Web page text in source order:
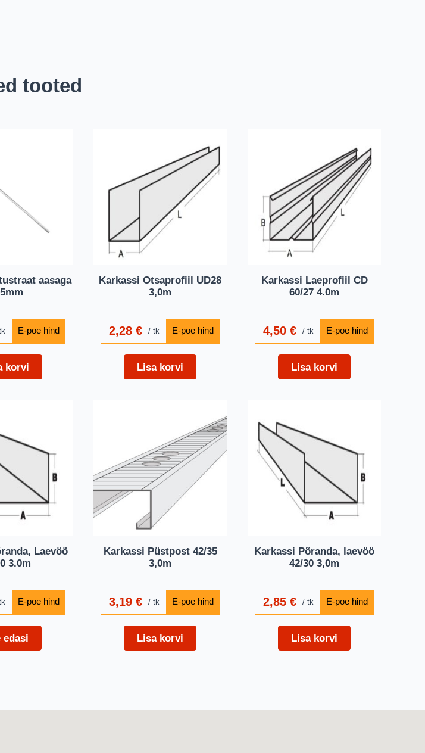
tooted
aasaga
korvi
Karkassi Otsaprofiil UD28
3,0m
2,28€ tk
Lisa korvi
Karkassi Laeprofiil CD
60/27 4.0m
4,50€ tk
Lisa korvi
Laevöö
3.0m
edasi
Karkassi Püstpost 42/35
3,0m
3,19€ tk
Lisa korvi
Karkassi Põranda, laevöö
42/30 3,0m
2,85€ tk
Lisa korvi